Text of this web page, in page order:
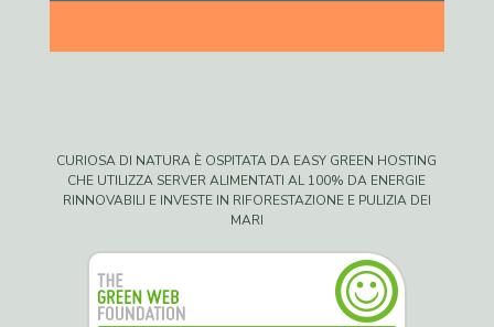
CURIOSA DI NATURA È OSPITATA DA EASY GREEN HOSTING
CHE UTILIZZA SERVER ALIMENTATI AL 100% DA ENERGIE
RINNOVABILI E INVESTE IN RIFORESTAZIONE E PULIZIA DEI
MARI